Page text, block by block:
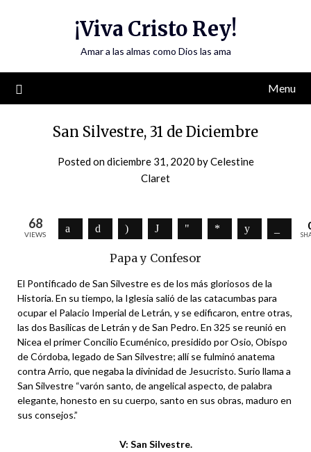
¡Viva Cristo Rey!
Amar a las almas como Dios las ama
Menu
San Silvestre, 31 de Diciembre
Posted ondiciembre 31, 2020 byCelestine
Claret
68
VIEWS
Papa y Confesor
El Pontificado de San Silvestre es de los más gloriosos de la
Historia. En su tiempo, la Iglesia salió de las catacumbas para
ocupar el Palacio Imperial de Letrán, y se edificaron, entre otras,
las dos Basílicas de Letrán y de San Pedro. En 325 se reunió en
Nicea el primer Concilio Ecuménico, presidido por Osio, Obispo
de Córdoba, legado de San Silvestre; allí se fulminó anatema
contra Arrio, que negaba la divinidad de Jesucristo. Surio llama a
San Silvestre “varón santo, de angelical aspecto, de palabra
elegante, honesto en su cuerpo, santo en sus obras, maduro en
sus consejos.”
V: San Silvestre.